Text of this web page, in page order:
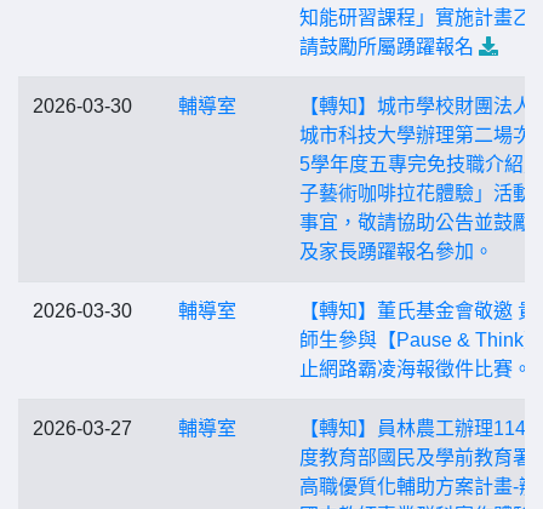
知能研習課程」實施計畫乙
請鼓勵所屬踴躍報名
2026-03-30 輔導室
【轉知】城市學校財團法人
城市科技大學辦理第二場次
5學年度五專完免技職介紹
子藝術咖啡拉花體驗」活動
事宜，敬請協助公告並鼓勵
及家長踴躍報名參加。
2026-03-30 輔導室
【轉知】董氏基金會敬邀 貴
師生參與【Pause & Think
止網路霸凌海報徵件比賽。
2026-03-27 輔導室
【轉知】員林農工辦理114
度教育部國民及學前教育署
高職優質化輔助方案計畫-辦